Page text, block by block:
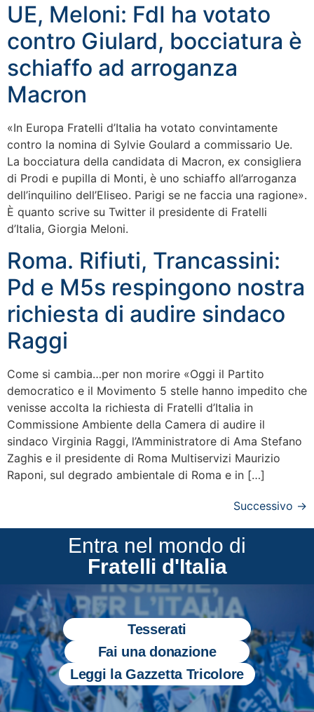
UE, Meloni: FdI ha votato
contro Giulard, bocciatura è
schiaffo ad arroganza
Macron
«In Europa Fratelli d’Italia ha votato convintamente
contro la nomina di Sylvie Goulard a commissario Ue.
La bocciatura della candidata di Macron, ex consigliera
di Prodi e pupilla di Monti, è uno schiaffo all’arroganza
dell’inquilino dell’Eliseo. Parigi se ne faccia una ragione».
È quanto scrive su Twitter il presidente di Fratelli
d’Italia, Giorgia Meloni.
Roma. Rifiuti, Trancassini:
Pd e M5s respingono nostra
richiesta di audire sindaco
Raggi
Come si cambia…per non morire «Oggi il Partito
democratico e il Movimento 5 stelle hanno impedito che
venisse accolta la richiesta di Fratelli d’Italia in
Commissione Ambiente della Camera di audire il
sindaco Virginia Raggi, l’Amministratore di Ama Stefano
Zaghis e il presidente di Roma Multiservizi Maurizio
Raponi, sul degrado ambientale di Roma e in […]
Successivo →
Entra nel mondo di
Fratelli d'Italia
Tesserati
Fai una donazione
Leggi la Gazzetta Tricolore